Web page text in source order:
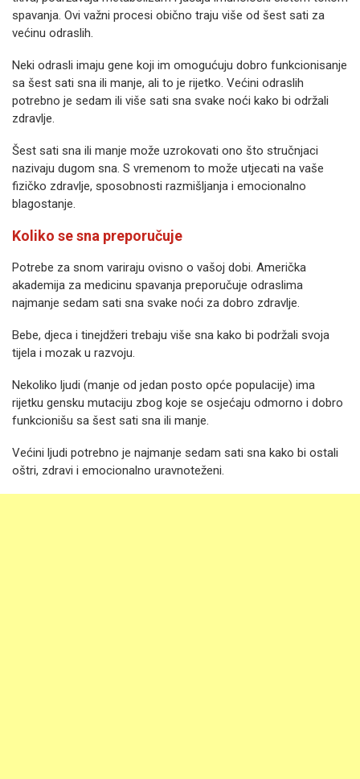
spavanja. Ovi važni procesi obično traju više od šest sati za
većinu odraslih.
Neki odrasli imaju gene koji im omogućuju dobro funkcionisanje
sa šest sati sna ili manje, ali to je rijetko. Većini odraslih
potrebno je sedam ili više sati sna svake noći kako bi održali
zdravlje.
Šest sati sna ili manje može uzrokovati ono što stručnjaci
nazivaju dugom sna. S vremenom to može utjecati na vaše
fizičko zdravlje, sposobnosti razmišljanja i emocionalno
blagostanje.
Koliko se sna preporučuje
Potrebe za snom variraju ovisno o vašoj dobi. Američka
akademija za medicinu spavanja preporučuje odraslima
najmanje sedam sati sna svake noći za dobro zdravlje.
Bebe, djeca i tinejdžeri trebaju više sna kako bi podržali svoja
tijela i mozak u razvoju.
Nekoliko ljudi (manje od jedan posto opće populacije) ima
rijetku gensku mutaciju zbog koje se osjećaju odmorno i dobro
funkcionišu sa šest sati sna ili manje.
Većini ljudi potrebno je najmanje sedam sati sna kako bi ostali
oštri, zdravi i emocionalno uravnoteženi.